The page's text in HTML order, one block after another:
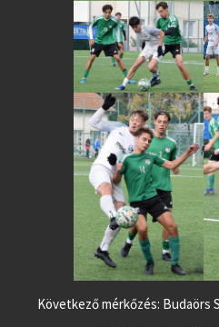
Következő mérkőzés: Budaörs